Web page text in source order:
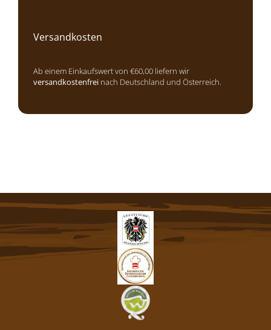
Versandkosten
Ab einem Einkaufswert von €60,00 liefern wir
versandkostenfrei nach Deutschland und Österreich.